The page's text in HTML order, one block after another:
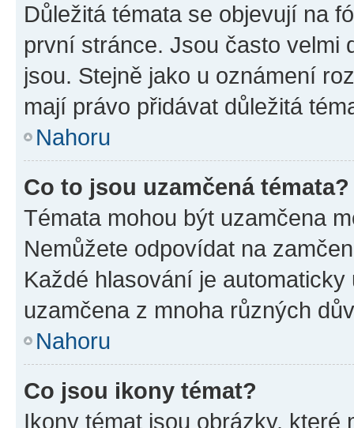
Důležitá témata se objevují na
první stránce. Jsou často velmi
jsou. Stejně jako u oznámení
mají právo přidávat důležitá
Nahoru
Co to jsou uzamčená témata?
Témata mohou být uzamčena
Nemůžete odpovídat na
Každé hlasování je
uzamčena z mnoha různých
Nahoru
Co jsou ikony témat?
Ikony témat jsou obrázky,